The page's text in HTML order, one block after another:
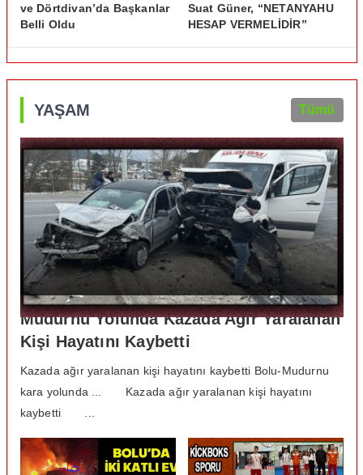
ve Dörtdivan’da Başkanlar
Belli Oldu
Suat Güner, “NETANYAHU
HESAP VERMELİDİR”
YAŞAM Tümü
Mudurnu Yolunda Kazada Ağır Yaralanan
Kişi Hayatını Kaybetti
Kazada ağır yaralanan kişi hayatını kaybetti Bolu-Mudurnu
kara yolunda ... Kazada ağır yaralanan kişi hayatını
kaybetti ...